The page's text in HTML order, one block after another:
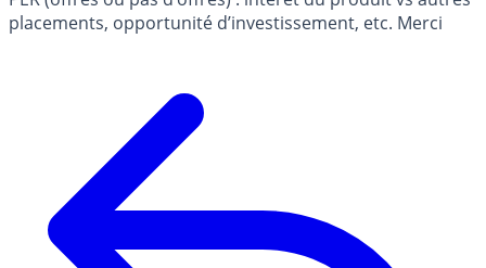
placements, opportunité d’investissement, etc. Merci